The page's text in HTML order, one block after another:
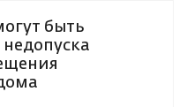
быть
недопуска